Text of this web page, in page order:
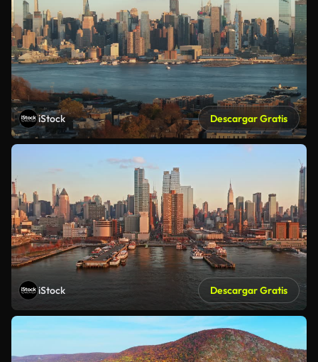
iStock Descargar Gratis
iStock Descargar Gratis